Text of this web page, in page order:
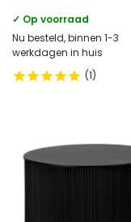
✓ Op voorraad
Nu besteld, binnen 1-3
werkdagen in huis
1